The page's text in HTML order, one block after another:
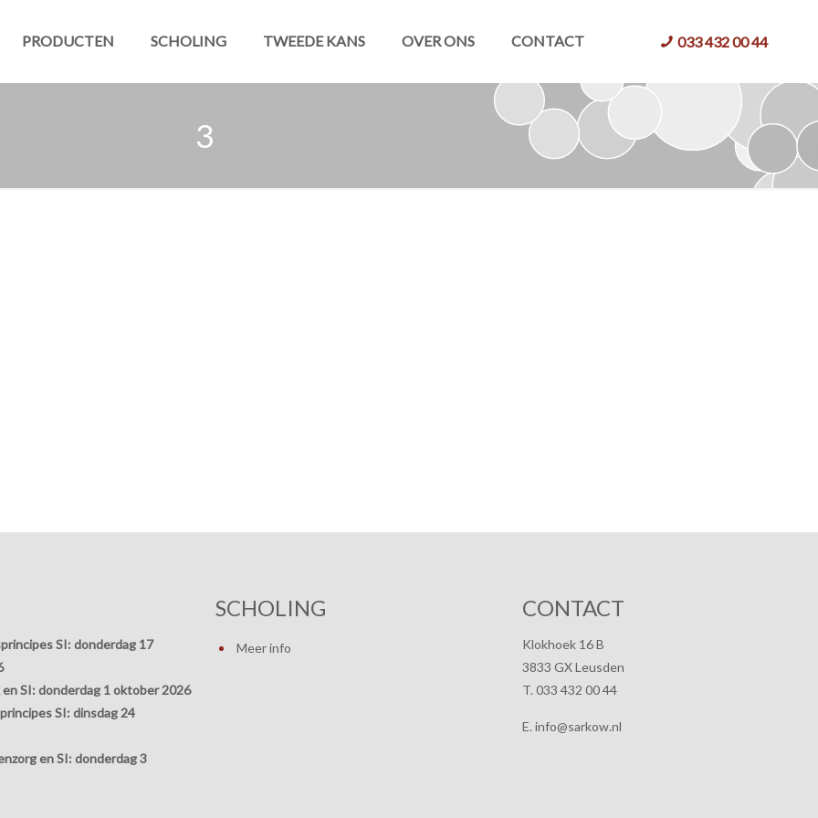
PRODUCTEN SCHOLING TWEEDE KANS OVER ONS CONTACT 033 432 00 44
3
SI: donderdag 17
SI: donderdag 1 oktober 2026
SI: dinsdag 24
en SI: donderdag 3
SCHOLING
Meer info
CONTACT
Klokhoek 16 B
3833 GX Leusden
T. 033 432 00 44
E. info@sarkow.nl